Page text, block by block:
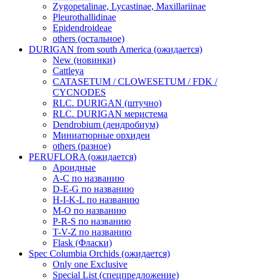
Zygopetalinae, Lycastinae, Maxillariinae
Pleurothallidinae
Epidendroideae
others (остальное)
DURIGAN from south America (ожидается)
New (новинки)
Cattleya
CATASETUM / CLOWESETUM / FDK /
CYCNODES
RLC. DURIGAN (штучно)
RLC. DURIGAN меристема
Dendrobium (дендробиум)
Миниатюрные орхидеи
others (разное)
PERUFLORA (ожидается)
Ароидные
A-C по названию
D-E-G по названию
H-I-K-L по названию
M-O по названию
P-R-S по названию
T-V-Z по названию
Flask (Фласки)
Spec Columbia Orchids (ожидается)
Only one Exclusive
Special List (спецпредложение)